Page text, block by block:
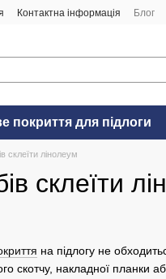
Контактна інформація Блог
покриття для підлоги
склеїти лінолеум
склеїти
на підлогу не
скотчу, накладної планки